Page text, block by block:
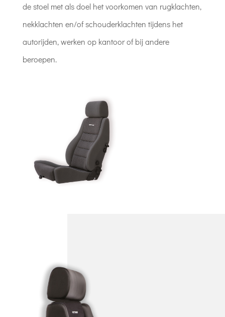
de stoel met als doel het voorkomen van rugklachten,
nekklachten en/of schouderklachten tijdens het
autorijden, werken op kantoor of bij andere
beroepen.